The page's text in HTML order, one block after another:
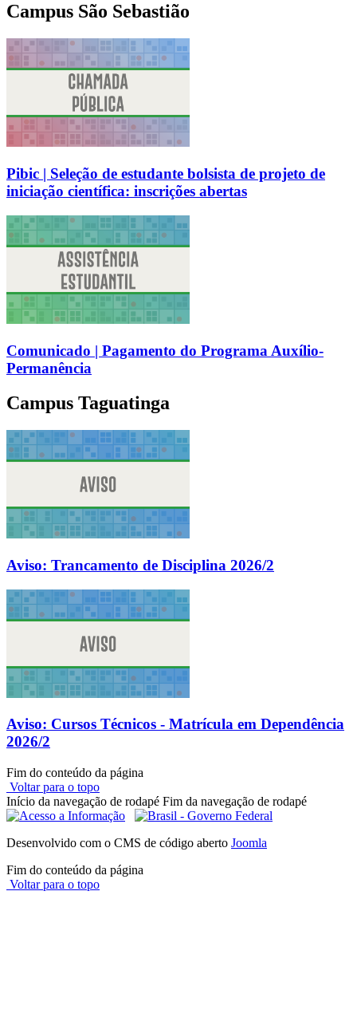
Campus São Sebastião
Pibic | Seleção de estudante bolsista de projeto de
iniciação científica: inscrições abertas
Comunicado | Pagamento do Programa Auxílio-
Permanência
Campus Taguatinga
Aviso: Trancamento de Disciplina 2026/2
Aviso: Cursos Técnicos - Matrícula em Dependência
2026/2
Fim do conteúdo da página
Voltar para o topo
Início da navegação de rodapé Fim da navegação de rodapé
Desenvolvido com o CMS de código aberto Joomla
Fim do conteúdo da página
Voltar para o topo